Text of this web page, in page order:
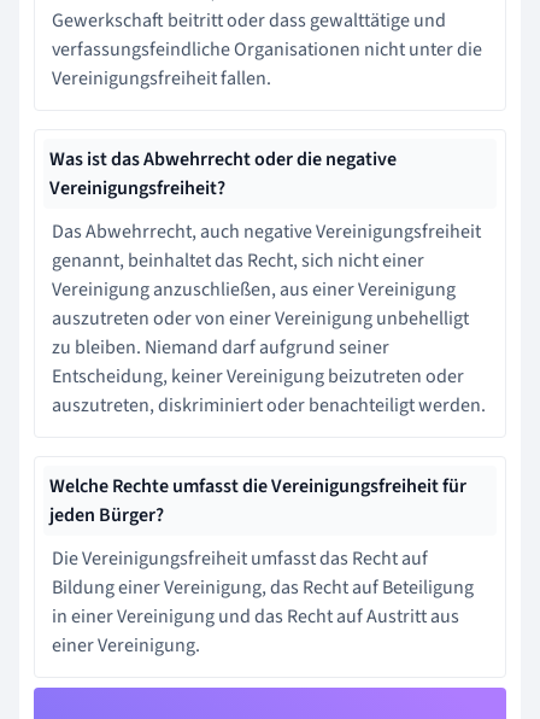
Gewerkschaft beitritt oder dass gewalttätige und
verfassungsfeindliche Organisationen nicht unter die
Vereinigungsfreiheit fallen.
Was ist das Abwehrrecht oder die negative
Vereinigungsfreiheit?
Das Abwehrrecht, auch negative Vereinigungsfreiheit
genannt, beinhaltet das Recht, sich nicht einer
Vereinigung anzuschließen, aus einer Vereinigung
auszutreten oder von einer Vereinigung unbehelligt
zu bleiben. Niemand darf aufgrund seiner
Entscheidung, keiner Vereinigung beizutreten oder
auszutreten, diskriminiert oder benachteiligt werden.
Welche Rechte umfasst die Vereinigungsfreiheit für
jeden Bürger?
Die Vereinigungsfreiheit umfasst das Recht auf
Bildung einer Vereinigung, das Recht auf Beteiligung
in einer Vereinigung und das Recht auf Austritt aus
einer Vereinigung.